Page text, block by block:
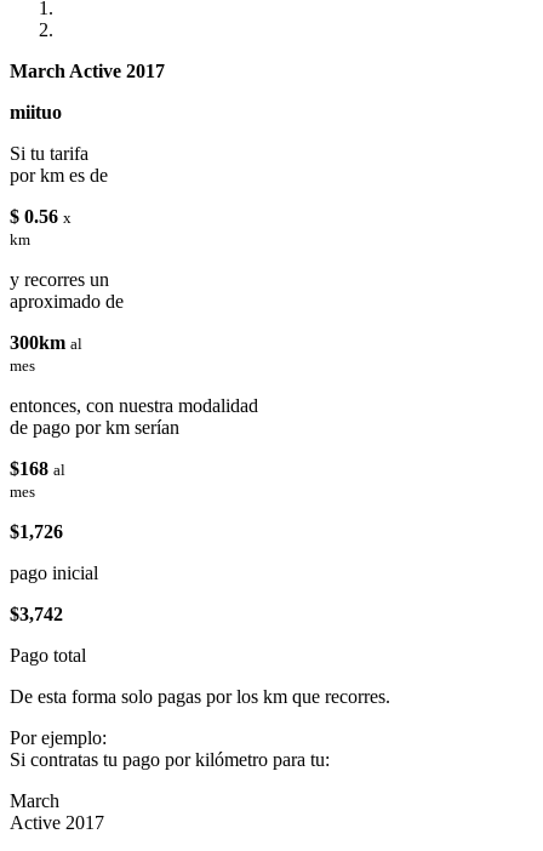
March Active 2017
miituo
Si tu tarifa
por km es de
$ 0.56 x
km
y recorres un
aproximado de
300km al
mes
entonces, con nuestra modalidad
de pago por km serían
$168 al
mes
$1,726
pago inicial
$3,742
Pago total
De esta forma solo pagas por los km que recorres.
Por ejemplo:
Si contratas tu pago por kilómetro para tu:
March
Active 2017